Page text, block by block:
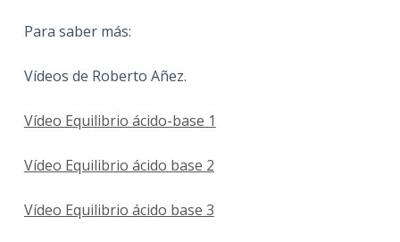
Para saber más:
Vídeos de Roberto Añez.
Vídeo Equilibrio ácido-base 1
Vídeo Equilibrio ácido base 2
Vídeo Equilibrio ácido base 3